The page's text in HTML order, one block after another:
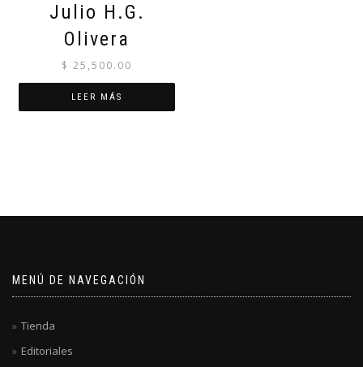
Julio H.G.
Olivera
$ 25,500.00
LEER MÁS
MENÚ DE NAVEGACIÓN
Tienda
Editoriales